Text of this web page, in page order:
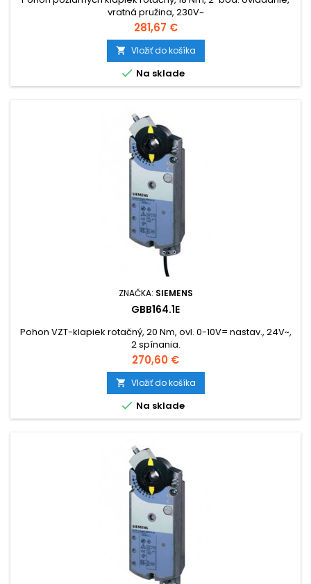
vratná pružina, 230V~
Cena
281,67 €
 Vložiť do košíka
 Na sklade
ZNAČKA: SIEMENS
GBB164.1E
Pohon VZT-klapiek rotačný, 20 Nm, ovl. 0-10V= nastav., 24V~,
2 spínania.
Cena
270,60 €
 Vložiť do košíka
 Na sklade